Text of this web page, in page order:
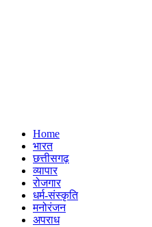
Home
भारत
छत्तीसगढ़
व्यापार
रोजगार
धर्म-संस्कृति
मनोरंजन
अपराध